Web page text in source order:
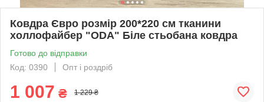
Ковдра Євро розмір 200*220 см тканини
холлофайбер "ODA" Біле стьобана ковдра
Готово до відправки
Код: 0390
Опт і роздріб
1 007 ₴ 1 229 ₴